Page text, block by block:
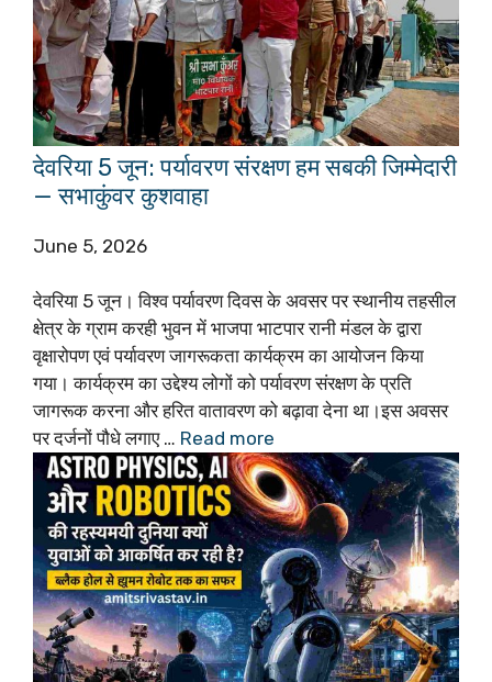
देवरिया 5 जून: पर्यावरण संरक्षण हम सबकी जिम्मेदारी
— सभाकुंवर कुशवाहा
June 5, 2026
देवरिया 5 जून। विश्व पर्यावरण दिवस के अवसर पर स्थानीय तहसील
क्षेत्र के ग्राम करही भुवन में भाजपा भाटपार रानी मंडल के द्वारा
वृक्षारोपण एवं पर्यावरण जागरूकता कार्यक्रम का आयोजन किया
गया। कार्यक्रम का उद्देश्य लोगों को पर्यावरण संरक्षण के प्रति
जागरूक करना और हरित वातावरण को बढ़ावा देना था।इस अवसर
पर दर्जनों पौधे लगाए … Read more